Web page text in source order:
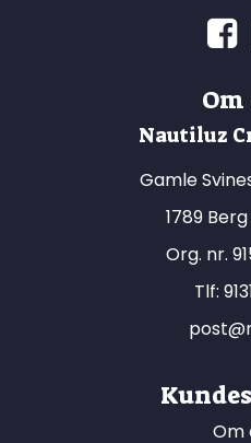
Om
Nautiluz
Gamle
1789
Org. nr.
Tlf:
Om